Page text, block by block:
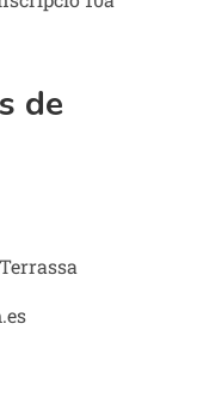
de